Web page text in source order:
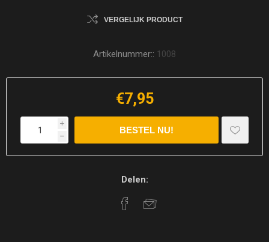
VERGELIJK PRODUCT
Artikelnummer:: 1008
€7,95
i
h
Delen: